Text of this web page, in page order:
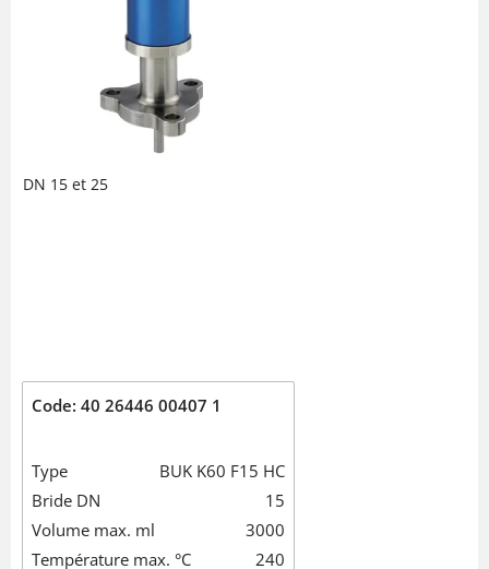
DN 15 et 25
Code: 40 26446 00407 1
Type
BUK K60 F15 HC
Bride DN
15
Volume max. ml
3000
Température max. °C
240